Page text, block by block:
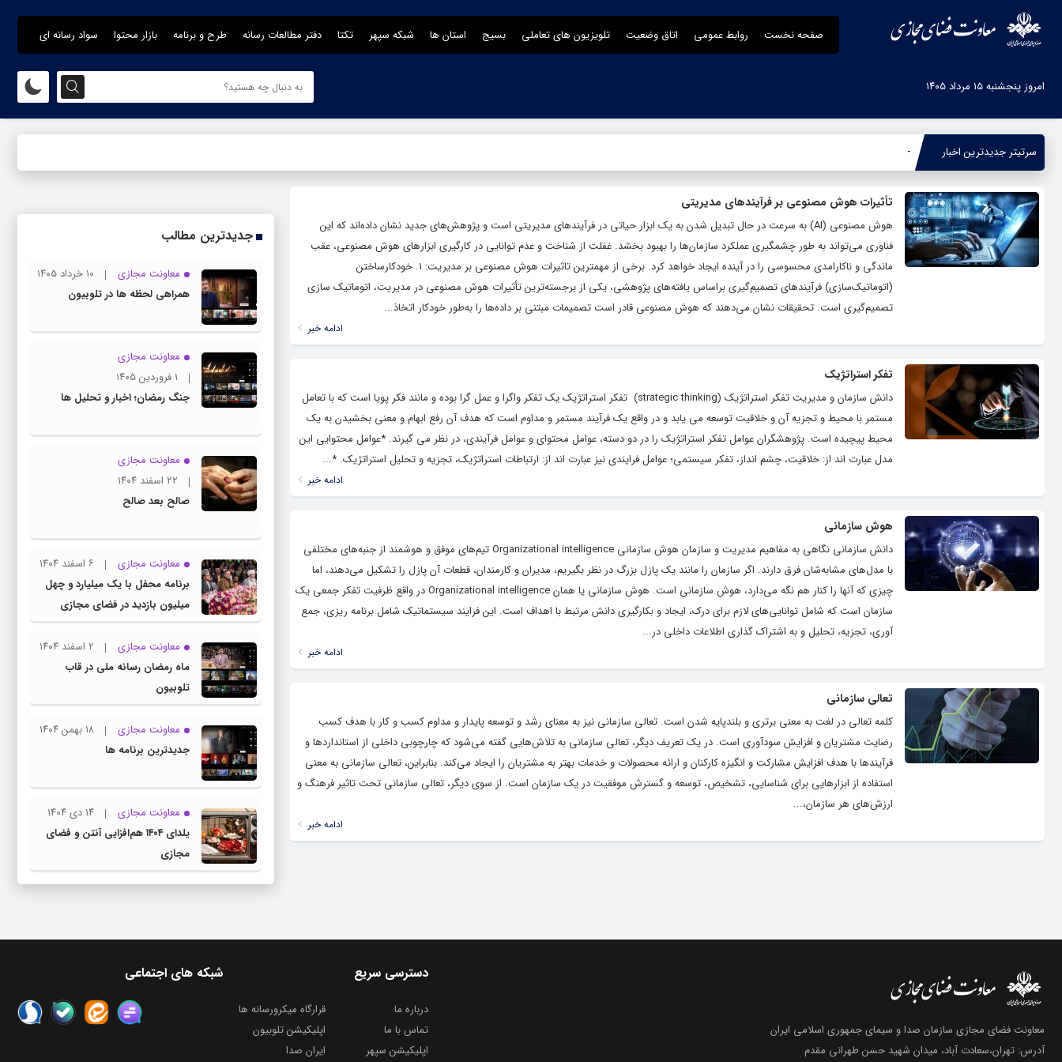
صفحه نخست روابط عمومی اتاق وضعیت تلویزیون های تعاملی بسیج استان ها شبکه سپهر تکتا دفتر مطالعات رسانه طرح و برنامه بازار محتوا سواد رسانه ای
امروز پنجشنبه ۱۵ مرداد ۱۴۰۵
سرتیتر جدیدترین اخبار جنگ رم
تأثیرات هوش مصنوعی بر فرآیندهای مدیریتی
هوش مصنوعی (AI) به سرعت در حال تبدیل شدن به یک ابزار حیاتی در فرآیندهای مدیریتی است و پژوهش‌های جدید نشان داده‌اند که این
فناوری می‌تواند به طور چشمگیری عملکرد سازمان‌ها را بهبود بخشد. غفلت از شناخت و عدم توانایی در کارگیری ابزارهای هوش مصنوعی، عقب
ماندگی و ناکارامدی محسوسی را در آینده ایجاد خواهد کرد. برخی از مهمترین تاثیرات هوش مصنوعی بر مدیریت: 1. خودکارساختن
(اتوماتیک‌سازی) فرآیندهای تصمیم‌گیری براساس یافته‌های پژوهشی، یکی از برجسته‌ترین تأثیرات هوش مصنوعی در مدیریت، اتوماتیک سازی
تصمیم‌گیری است. تحقیقات نشان می‌دهند که هوش مصنوعی قادر است تصمیمات مبتنی بر داده‌ها را به‌طور خودکار اتخاذ...
ادامه خبر
تفکر استراتژیک
دانش سازمان و مدیریت تفکر استراتژیک (strategic thinking) تفکر استراتژیک یک تفکر واگرا و عمل گرا بوده و مانند فکر پویا است که با تعامل
مستمر با محیط و تجزیه آن و خلاقیت توسعه می یابد و در واقع یک فرآیند مستمر و مداوم است که هدف آن رفع ابهام و معنی بخشیدن به یک
محیط پیچیده است. پژوهشگران عوامل تفکر استراتژیک را در دو دسته، عوامل محتوای و عوامل فرآیندی، در نظر می گیرند. *عوامل محتوایی این
مدل عبارت اند از: خلاقیت، چشم انداز، تفکر سیستمی؛ عوامل فرایندی نیز عبارت اند از: ارتباطات استراتژیک، تجزیه و تحلیل استراتژیک. *...
ادامه خبر
هوش سازمانی
دانش سازمانی نگاهی به مفاهیم مدیریت و سازمان هوش سازمانی Organizational intelligence تیم‌های موفق و هوشمند از جنبه‌های مختلفی
با مدل‌های مشابه‌شان فرق دارند. اگر سازمان را مانند یک پازل بزرگ در نظر بگیریم، مدیران و کارمندان، قطعات آن پازل را تشکیل می‌دهند، اما
چیزی که آنها را کنار هم نگه می‌دارد، هوش سازمانی است. هوش سازمانی یا همان Organizational intelligence در واقع ظرفیت تفکر جمعی یک
سازمان است که شامل توانایی‌های لازم برای درک، ایجاد و بکارگیری دانش مرتبط با اهداف است. این فرایند سیستماتیک شامل برنامه ریزی، جمع
آوری، تجزیه، تحلیل و به اشتراک گذاری اطلاعات داخلی در...
ادامه خبر
تعالی سازمانی
کلمه تعالی در لغت به معنی برتری و بلندپایه شدن است. تعالی سازمانی نیز به معنای رشد و توسعه پایدار و مداوم کسب و کار با هدف کسب
رضایت مشتریان و افزایش سودآوری است. در یک تعریف دیگر، تعالی سازمانی به تلاش‌هایی گفته می‌شود که چارچوبی داخلی از استانداردها و
فرآیندها با هدف افزایش مشارکت و انگیزه کارکنان و ارائه محصولات و خدمات بهتر به مشتریان را ایجاد می‌کند. بنابراین، تعالی سازمانی به معنی
استفاده از ابزارهایی برای شناسایی، تشخیص، توسعه و گسترش موفقیت در یک سازمان است. از سوی دیگر، تعالی سازمانی تحت تاثیر فرهنگ و
ارزش‌های هر سازمان،...
ادامه خبر
جدیدترین مطالب
معاونت مجازی
۱۰ خرداد ۱۴۰۵
همراهی لحظه ها در تلوبیون
معاونت مجازی
۱ فروردین ۱۴۰۵
جنگ رمضان؛ اخبار و تحلیل ها
معاونت مجازی
۲۲ اسفند ۱۴۰۴
صالح بعد صالح
معاونت مجازی
۶ اسفند ۱۴۰۴
برنامه محفل با یک میلیارد و چهل
میلیون بازدید در فضای مجازی
معاونت مجازی
۲ اسفند ۱۴۰۴
ماه رمضان رسانه ملی در قاب
تلوبیون
معاونت مجازی
۱۸ بهمن ۱۴۰۴
جدیدترین برنامه ها
معاونت مجازی
۱۴ دی ۱۴۰۴
یلدای ۱۴۰۴ هم‌افزایی آنتن و فضای
مجازی
معاونت فضای مجازی سازمان صدا و سیمای جمهوری اسلامی ایران
آدرس: تهران،سعادت آباد، میدان شهید حسن طهرانی مقدم
شبکه های اجتماعی دسترسی سریع
درباره ما
قرارگاه میکرورسانه ها
تماس با ما
اپلیکیشن تلوبیون
اپلیکیشن سپهر
ایران صدا